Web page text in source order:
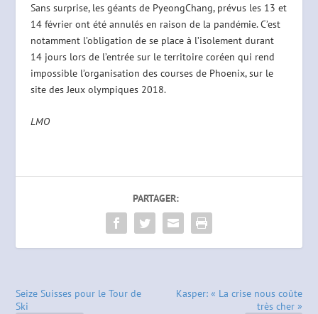
Sans surprise, les géants de PyeongChang, prévus les 13 et
14 février ont été annulés en raison de la pandémie. C’est
notamment l’obligation de se place à l’isolement durant
14 jours lors de l’entrée sur le territoire coréen qui rend
impossible l’organisation des courses de Phoenix, sur le
site des Jeux olympiques 2018.
LMO
PARTAGER:
Seize Suisses pour le Tour de
Ski
Kasper: « La crise nous coûte
très cher »